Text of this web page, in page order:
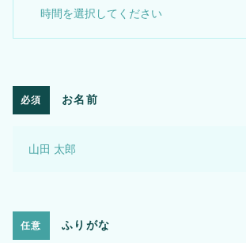
必須 お名前
任意 ふりがな